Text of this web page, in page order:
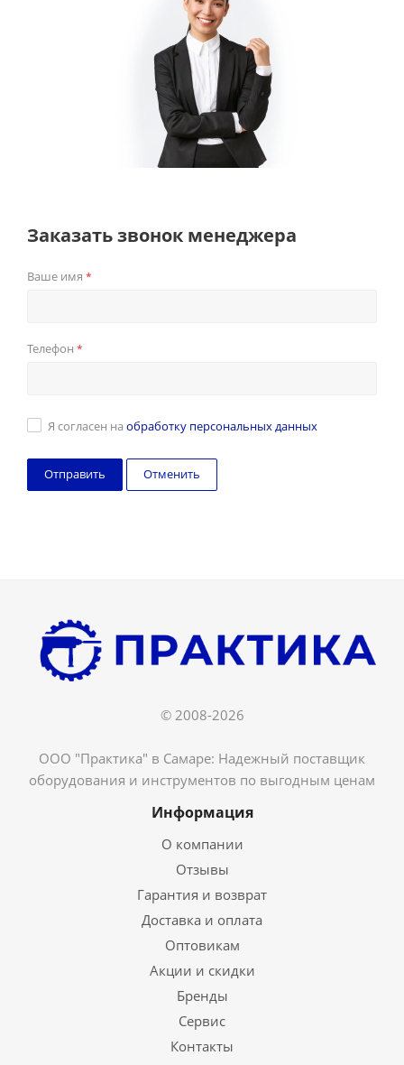
Заказать звонок менеджера
Ваше имя *
Телефон *
Я согласен на обработку персональных данных
Отменить
© 2008-2026
ООО "Практика" в Самаре: Надежный поставщик
оборудования и инструментов по выгодным ценам
Информация
О компании
Отзывы
Гарантия и возврат
Доставка и оплата
Оптовикам
Акции и скидки
Бренды
Сервис
Контакты